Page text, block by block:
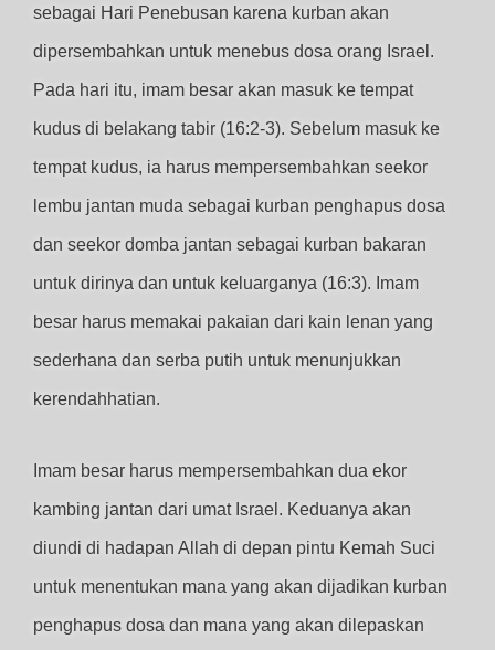
sebagai Hari Penebusan karena kurban akan
dipersembahkan untuk menebus dosa orang Israel.
Pada hari itu, imam besar akan masuk ke tempat
kudus di belakang tabir (16:2-3). Sebelum masuk ke
tempat kudus, ia harus mempersembahkan seekor
lembu jantan muda sebagai kurban penghapus dosa
dan seekor domba jantan sebagai kurban bakaran
untuk dirinya dan untuk keluarganya (16:3). Imam
besar harus memakai pakaian dari kain lenan yang
sederhana dan serba putih untuk menunjukkan
kerendahhatian.
Imam besar harus mempersembahkan dua ekor
kambing jantan dari umat Israel. Keduanya akan
diundi di hadapan Allah di depan pintu Kemah Suci
untuk menentukan mana yang akan dijadikan kurban
penghapus dosa dan mana yang akan dilepaskan